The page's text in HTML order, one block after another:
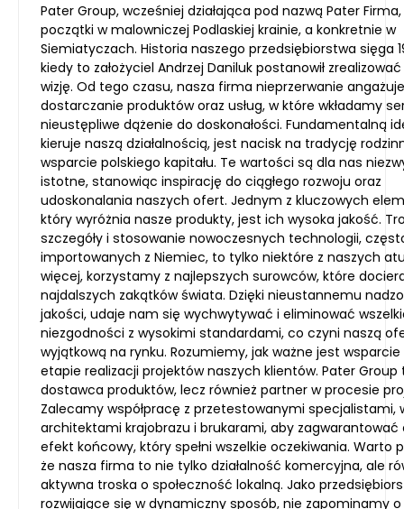
Pater Group, wcześniej działająca pod nazwą Pater
początki w malowniczej Podlaskiej krainie, a konkretnie w
Siemiatyczach. Historia naszego przedsiębiorstwa sięga
kiedy to założyciel Andrzej Daniluk postanowił
wizję. Od tego czasu, nasza firma nieprzerwanie
dostarczanie produktów oraz usług, w które wkładamy
nieustępliwe dążenie do doskonałości. Fundamentalną
kieruje naszą działalnością, jest nacisk na tradycję
wsparcie polskiego kapitału. Te wartości są dla nas
istotne, stanowiąc inspirację do ciągłego rozwoju oraz
udoskonalania naszych ofert. Jednym z kluczowych
który wyróżnia nasze produkty, jest ich wysoka jakość.
szczegóły i stosowanie nowoczesnych technologii,
importowanych z Niemiec, to tylko niektóre z naszych
więcej, korzystamy z najlepszych surowców, które
najdalszych zakątków świata. Dzięki nieustannemu
jakości, udaje nam się wychwytywać i eliminować
niezgodności z wysokimi standardami, co czyni naszą
wyjątkową na rynku. Rozumiemy, jak ważne jest
etapie realizacji projektów naszych klientów. Pater Group
dostawca produktów, lecz również partner w procesie
Zalecamy współpracę z przetestowanymi specjalistami,
architektami krajobrazu i brukarami, aby zagwarantować
efekt końcowy, który spełni wszelkie oczekiwania. Warto
że nasza firma to nie tylko działalność komercyjna, ale
aktywna troska o społeczność lokalną. Jako
rozwijające się w dynamiczny sposób, nie zapominamy o